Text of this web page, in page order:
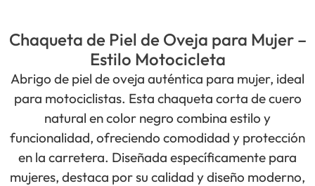
Chaqueta de Piel de Oveja para Mujer –
Estilo Motocicleta
Abrigo de piel de oveja auténtica para mujer, ideal
para motociclistas. Esta chaqueta corta de cuero
natural en color negro combina estilo y
funcionalidad, ofreciendo comodidad y protección
en la carretera. Diseñada específicamente para
mujeres, destaca por su calidad y diseño moderno,